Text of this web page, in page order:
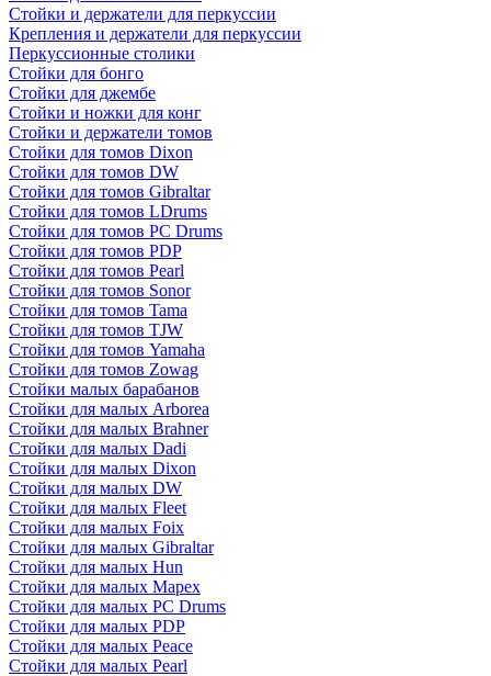
Стойки и держатели для перкуссии
Крепления и держатели для перкуссии
Перкуссионные столики
Стойки для бонго
Стойки для джембе
Стойки и ножки для конг
Стойки и держатели томов
Стойки для томов Dixon
Стойки для томов DW
Стойки для томов Gibraltar
Стойки для томов LDrums
Стойки для томов PC Drums
Стойки для томов PDP
Стойки для томов Pearl
Стойки для томов Sonor
Стойки для томов Tama
Стойки для томов TJW
Стойки для томов Yamaha
Стойки для томов Zowag
Стойки малых барабанов
Стойки для малых Arborea
Стойки для малых Brahner
Стойки для малых Dadi
Стойки для малых Dixon
Стойки для малых DW
Стойки для малых Fleet
Стойки для малых Foix
Стойки для малых Gibraltar
Стойки для малых Hun
Стойки для малых Mapex
Стойки для малых PC Drums
Стойки для малых PDP
Стойки для малых Peace
Стойки для малых Pearl